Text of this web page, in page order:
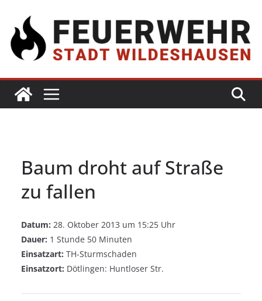
Baum droht auf Straße
zu fallen
Datum: 28. Oktober 2013 um 15:25 Uhr
Dauer: 1 Stunde 50 Minuten
Einsatzart: TH-Sturmschaden
Einsatzort: Dötlingen: Huntloser Str.